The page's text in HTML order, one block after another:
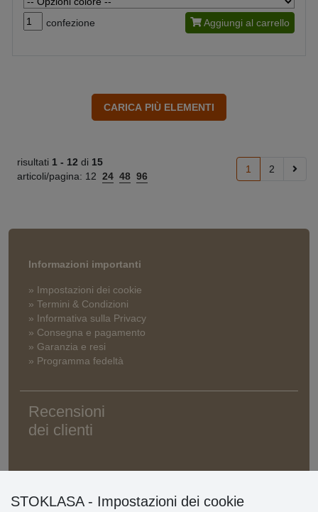
confezione Aggiungi al carrello
risultati 1 - 12 di 15
articoli/pagina: 12 24 48 96
1 2
Informazioni importanti
» Impostazioni dei cookie
» Termini & Condizioni
» Informativa sulla Privacy
» Consegna e pagamento
» Garanzia e resi
» Programma fedeltà
Recensioni
dei clienti
STOKLASA - Impostazioni dei cookie